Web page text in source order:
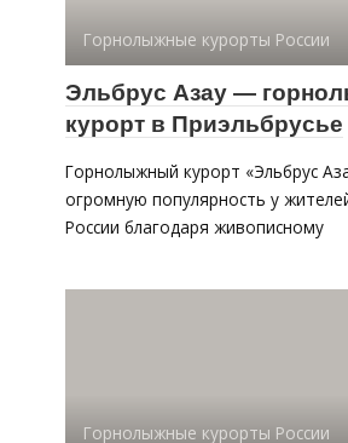
Горнолыжные курорты России
Эльбрус Азау —
курорт в Приэльбрусье
Горнолыжный курорт «Эльбрус
огромную популярность у
России благодаря живописному
Горнолыжные курорты России